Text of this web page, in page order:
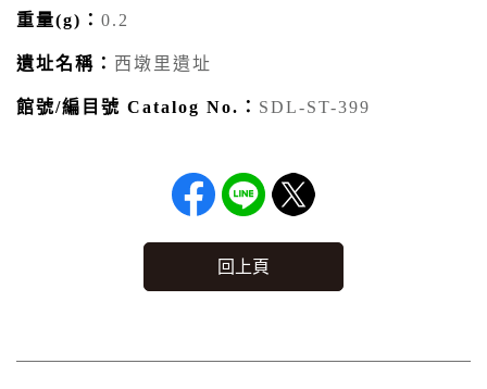
重量(g)： 0.2
遺址名稱： 西墩里遺址
館號/編目號 Catalog No.： SDL-ST-399
回上頁